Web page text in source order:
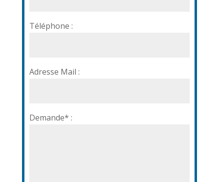
Téléphone :
Adresse Mail :
Demande* :